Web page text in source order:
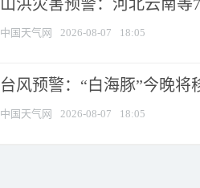
山洪灾害预警：河北云南
中国天气网 2026-08-07 18:05
台风预警：“白海豚”今晚将
中国天气网 2026-08-07 18:05